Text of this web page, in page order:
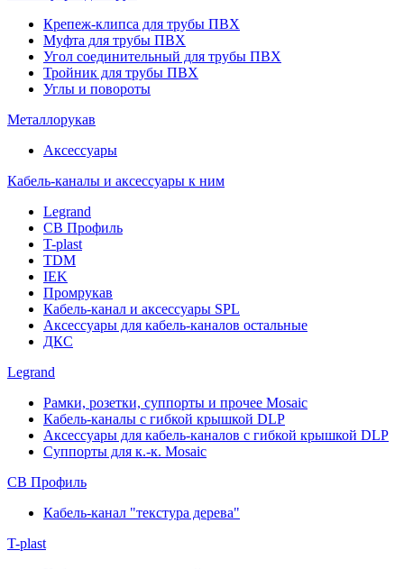
Крепеж-клипса для трубы ПВХ
Муфта для трубы ПВХ
Угол соединительный для трубы ПВХ
Тройник для трубы ПВХ
Углы и повороты
Металлорукав
Аксессуары
Кабель-каналы и аксессуары к ним
Legrand
СВ Профиль
T-plast
TDM
IEK
Промрукав
Кабель-канал и аксессуары SPL
Аксессуары для кабель-каналов остальные
ДКС
Legrand
Рамки, розетки, суппорты и прочее Mosaic
Кабель-каналы с гибкой крышкой DLP
Аксессуары для кабель-каналов с гибкой крышкой DLP
Суппорты для к.-к. Mosaic
СВ Профиль
Кабель-канал "текстура дерева"
T-plast